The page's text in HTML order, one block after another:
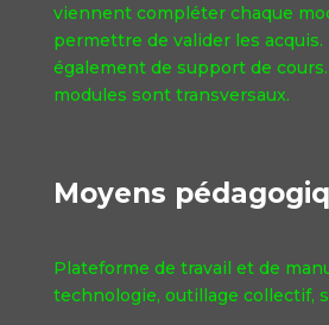
viennent compléter chaque
permettre de valider les
également de support de
modules sont transversaux.
Moyens
Plateforme de travail et de
technologie, outillage collectif,